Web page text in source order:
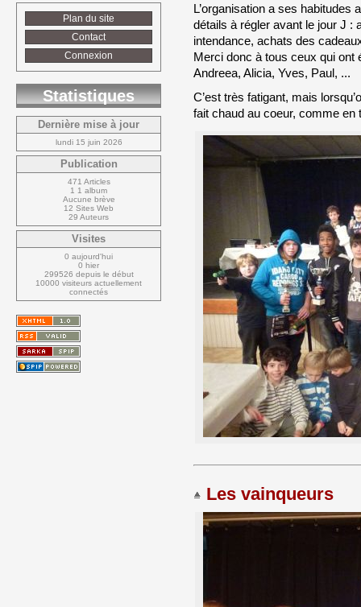
L’organisation a ses habitudes
détails à régler avant le jour J :
intendance, achats des
Merci donc à tous ceux qui ont
Andreea, Alicia, Yves, Paul, ...
C’est très fatigant, mais
fait chaud au coeur, comme en
Les vainqueurs
Plan du site
Contact
Connexion
Statistiques
Dernière mise à jour
lundi 15 juin 2026
Publication
471 Articles
1 1 album
Aucune brève
12 Sites Web
29 Auteurs
Visites
0 aujourd'hui
0 hier
299526 depuis le début
10000 visiteurs actuellement
connectés